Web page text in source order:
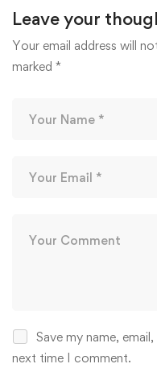
Leave your
Your email address will
marked *
Save my name,
next time I comment.